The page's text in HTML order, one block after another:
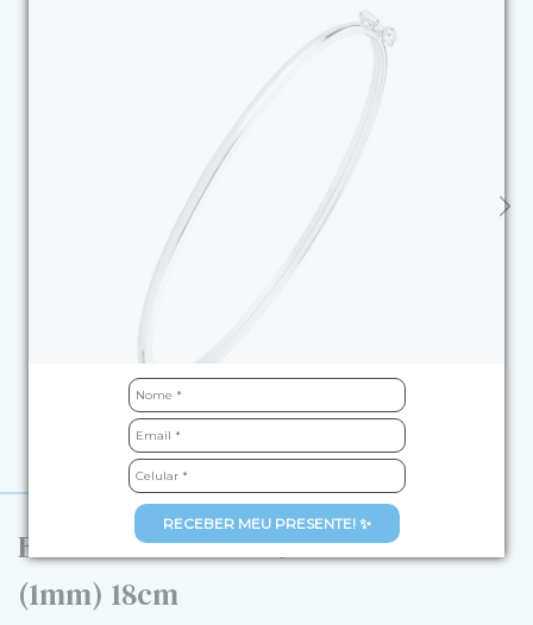
RECEBER MEU PRESENTE! ✨
Bracelete de Prata 925 Fio Redondo
(1mm) 18cm